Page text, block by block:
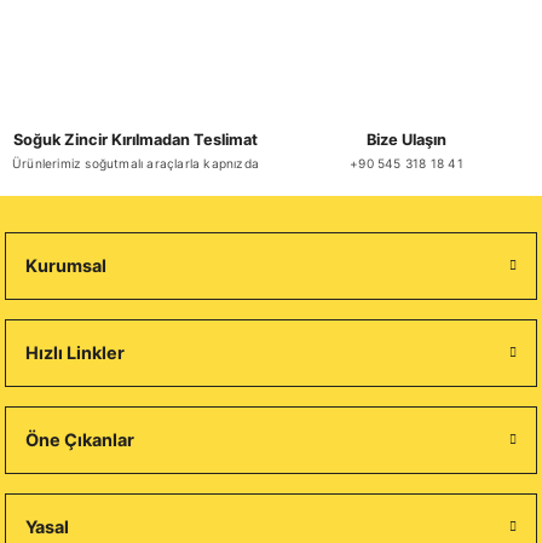
Soğuk Zincir Kırılmadan Teslimat
Ürünlerimiz soğutmalı araçlarla kapnızda
Bize Ulaşın
+90 545 318 18 41
Kurumsal
Hızlı Linkler
Öne Çıkanlar
Yasal